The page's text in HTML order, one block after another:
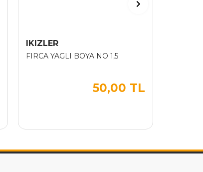
IKIZLER
FIRCA YAGLI BOYA NO 1,5
50,00 TL